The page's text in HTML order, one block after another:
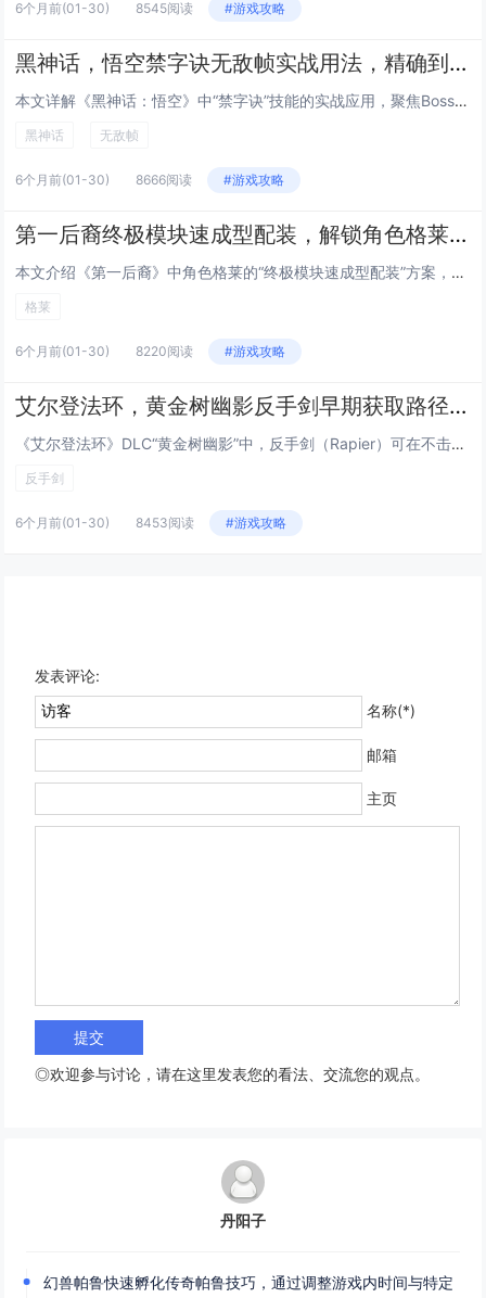
6个月前(01-30) 8545阅读 #游戏攻略
黑神话，悟空禁字诀无敌帧实战用法，精确到帧的Boss战躲避与反击连招指南
本文详解《黑神话：悟空》中“禁字诀”技能的实战应用，聚焦Boss战中的无敌帧机制，通过逐帧分析，指出禁字诀在释放瞬间（第...
黑神话 无敌帧
6个月前(01-30) 8666阅读 #游戏攻略
第一后裔终极模块速成型配装，解锁角色格莱后的低成本毕业Build方案
本文介绍《第一后裔》中角色格莱的“终极模块速成型配装”方案，主打低成本、高效率达成毕业强度，该Build围绕格莱的高机动...
格莱
6个月前(01-30) 8220阅读 #游戏攻略
艾尔登法环，黄金树幽影反手剑早期获取路径，无需击败Boss，10分钟跑图拿到DLC强力武器
《艾尔登法环》DLC“黄金树幽影”中，反手剑（Rapier）可在不击败任何Boss的前提下，通过约10分钟的高效跑图流程...
反手剑
6个月前(01-30) 8453阅读 #游戏攻略
发表评论:
名称(*)
邮箱
主页
◎欢迎参与讨论，请在这里发表您的看法、交流您的观点。
丹阳子
幻兽帕鲁快速孵化传奇帕鲁技巧，通过调整游戏内时间与特定